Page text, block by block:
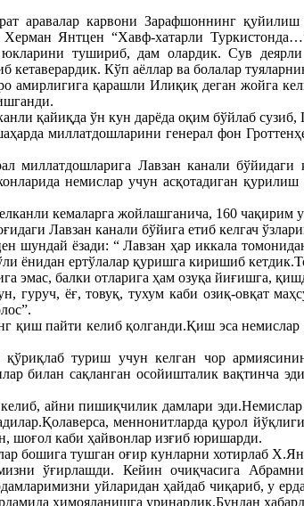
аравалар карвони Зарафшоннинг
Херман Янтцен “Хавф-хатарли
юкларини тушириб, дам олардик. Сув
кетаверардик. Кўп аёллар ва болалар
амирлигига қарашли Илиқиқ деган жойга
қайиқда ўн кун дарёда оқим бўйлаб
миллатдошларини генерал фон
миллатдошларига Лавзан канали
немислар учун асқотадиган
кемаларга жойлашганича, 160 чақирим
Лавзан канали бўйига етиб келгач
шундай ёзади: “ Лавзан ҳар иккала
ёнидан ертўлалар қуришга киришиб
эмас, балки отларига ҳам озуқа йиғишга,
гуруч, ёғ, товуқ, тухум каби озиқ-овқат
қиш пайти келиб қолганди.Қиш эса
туриш учун келган чор
билан сақланган осойишталик вақтинча
айни пишиқчилик дамлари
меннонитларда қурол
шоғол каби ҳайвонлар изғиб юришарди.
бошига тушган оғир кунларни хотирлаб
ўғирлашди. Кейин очиқчасига
уйларидан ҳайдаб чиқариб, у
ҳимояланишга уринардик.Бундан